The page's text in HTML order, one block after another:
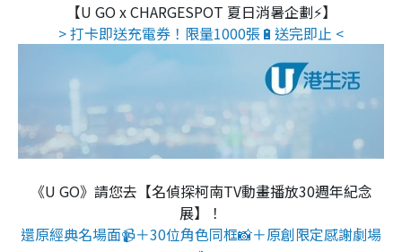
【U GO x CHARGESPOT 夏日消暑企劃⚡】
> 打卡即送充電券！限量1000張🔋送完即止 <
《U GO》請您去【名偵探柯南TV動畫播放30週年紀念
展】！
還原經典名場面📹＋30位角色同框📸＋原創限定感謝劇場